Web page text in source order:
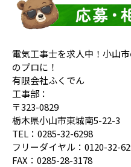
電気工事士を求人中！小山
のプロに！
有限会社ふくでん
工事部：
〒323-0829
栃木県小山市東城南5-22-3
TEL：0285-32-6298
フリーダイヤル：0120-32-
FAX：0285-28-3178